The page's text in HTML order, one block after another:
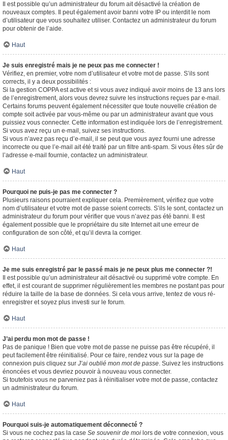
Il est possible qu’un administrateur du forum ait désactivé la création de
nouveaux comptes. Il peut également avoir banni votre IP ou interdit le nom
d’utilisateur que vous souhaitez utiliser. Contactez un administrateur du forum
pour obtenir de l’aide.
Haut
Je suis enregistré mais je ne peux pas me connecter !
Vérifiez, en premier, votre nom d’utilisateur et votre mot de passe. S’ils sont
corrects, il y a deux possibilités :
Si la gestion COPPA est active et si vous avez indiqué avoir moins de 13 ans lors
de l’enregistrement, alors vous devrez suivre les instructions reçues par e-mail.
Certains forums peuvent également nécessiter que toute nouvelle création de
compte soit activée par vous-même ou par un administrateur avant que vous
puissiez vous connecter. Cette information est indiquée lors de l’enregistrement.
Si vous avez reçu un e-mail, suivez ses instructions.
Si vous n’avez pas reçu d’e-mail, il se peut que vous ayez fourni une adresse
incorrecte ou que l’e-mail ait été traité par un filtre anti-spam. Si vous êtes sûr de
l’adresse e-mail fournie, contactez un administrateur.
Haut
Pourquoi ne puis-je pas me connecter ?
Plusieurs raisons pourraient expliquer cela. Premièrement, vérifiez que votre
nom d’utilisateur et votre mot de passe soient corrects. S’ils le sont, contactez un
administrateur du forum pour vérifier que vous n’avez pas été banni. Il est
également possible que le propriétaire du site Internet ait une erreur de
configuration de son côté, et qu’il devra la corriger.
Haut
Je me suis enregistré par le passé mais je ne peux plus me connecter ?!
Il est possible qu’un administrateur ait désactivé ou supprimé votre compte. En
effet, il est courant de supprimer régulièrement les membres ne postant pas pour
réduire la taille de la base de données. Si cela vous arrive, tentez de vous ré-
enregistrer et soyez plus investi sur le forum.
Haut
J’ai perdu mon mot de passe !
Pas de panique ! Bien que votre mot de passe ne puisse pas être récupéré, il
peut facilement être réinitialisé. Pour ce faire, rendez vous sur la page de
connexion puis cliquez sur J’ai oublié mon mot de passe. Suivez les instructions
énoncées et vous devriez pouvoir à nouveau vous connecter.
Si toutefois vous ne parveniez pas à réinitialiser votre mot de passe, contactez
un administrateur du forum.
Haut
Pourquoi suis-je automatiquement déconnecté ?
Si vous ne cochez pas la case Se souvenir de moi lors de votre connexion, vous